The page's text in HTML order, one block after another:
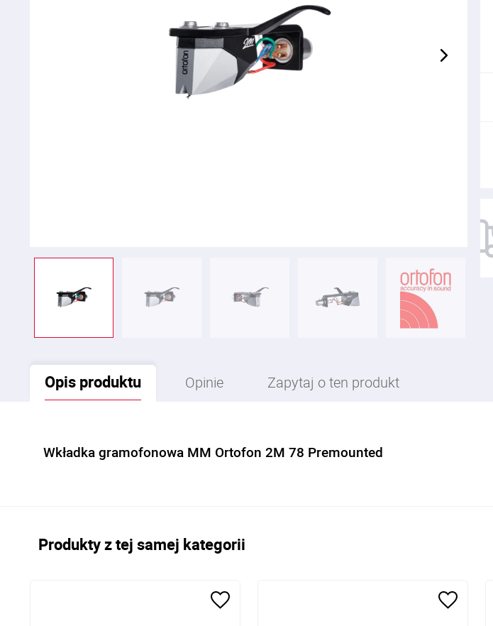
Opis produktu Opinie Zapytaj o ten produkt
Wkładka gramofonowa MM Ortofon 2M 78 Premounted
Produkty z tej samej kategorii